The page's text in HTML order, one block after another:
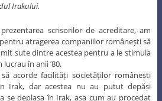
Irakului.
scrisorilor de acreditare, am
atragerea companiilor românești să
sute dintre acestea pentru a le stimula
în anii ’80.
acorde facilități societăților românești
Irak, dar acestea nu au putut depăși
se deplasa în Irak, așa cum au procedat